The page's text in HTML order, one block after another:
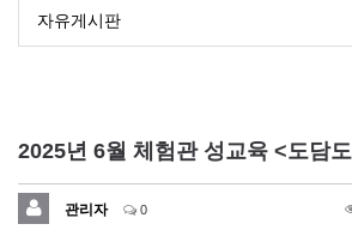
자유게시판
2025년 6월 체험관 성교육 <도담
관리자 0